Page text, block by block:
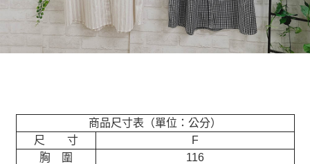
商品尺寸表（單位：公分）
尺 寸
F
胸 圍
116